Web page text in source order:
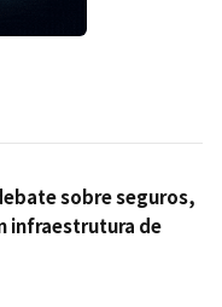
sobre seguros,
infraestrutura de